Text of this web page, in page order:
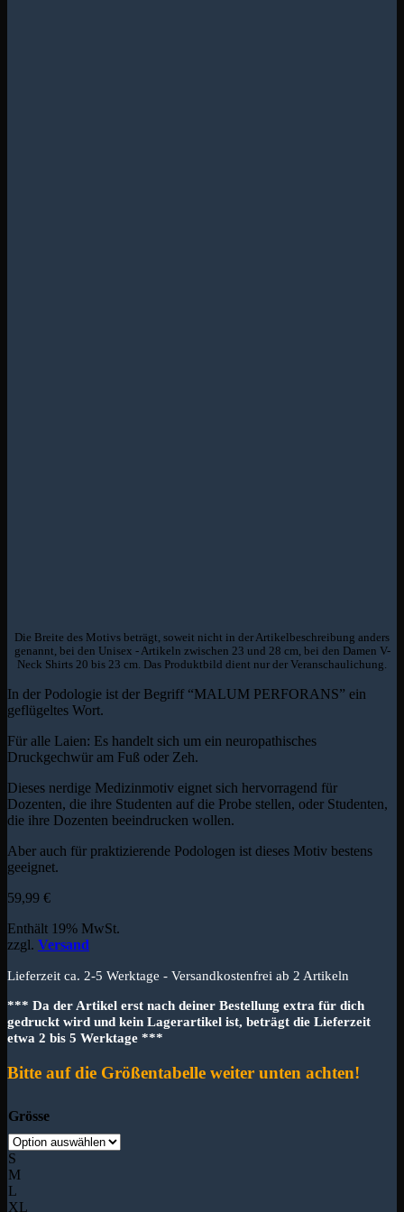
Die Breite des Motivs beträgt, soweit nicht in der Artikelbeschreibung anders
genannt, bei den Unisex - Artikeln zwischen 23 und 28 cm, bei den Damen V-
Neck Shirts 20 bis 23 cm. Das Produktbild dient nur der Veranschaulichung.
In der Podologie ist der Begriff “MALUM PERFORANS” ein
geflügeltes Wort.
Für alle Laien: Es handelt sich um ein neuropathisches
Druckgechwür am Fuß oder Zeh.
Dieses nerdige Medizinmotiv eignet sich hervorragend für
Dozenten, die ihre Studenten auf die Probe stellen, oder Studenten,
die ihre Dozenten beeindrucken wollen.
Aber auch für praktizierende Podologen ist dieses Motiv bestens
geeignet.
59,99 €
Enthält 19% MwSt.
zzgl. Versand
Lieferzeit ca. 2-5 Werktage - Versandkostenfrei ab 2 Artikeln
*** Da der Artikel erst nach deiner Bestellung extra für dich
gedruckt wird und kein Lagerartikel ist, beträgt die Lieferzeit
etwa 2 bis 5 Werktage ***
Bitte auf die Größentabelle weiter unten achten!
Grösse
S
M
L
XL